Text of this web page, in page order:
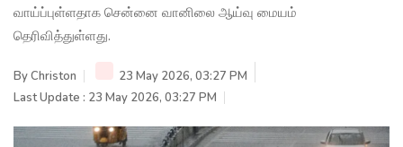
வாய்ப்புள்ளதாக சென்னை வானிலை ஆய்வு மையம்
தெரிவித்துள்ளது.
ByChriston
23 May 2026, 03:27 PM
Last Update : 23 May 2026, 03:27 PM